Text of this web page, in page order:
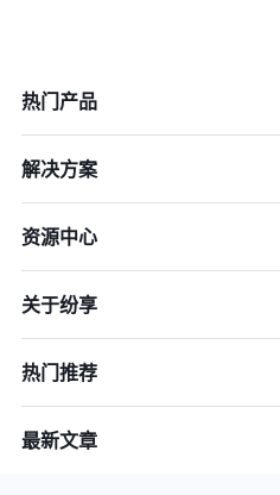
热门产品
解决方案
资源中心
关于纷享
热门推荐
最新文章